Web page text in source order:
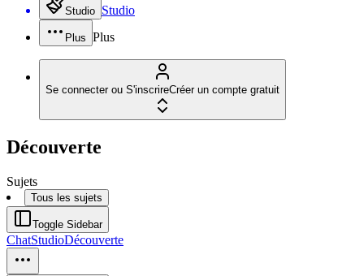
Studio Studio
Plus Plus
Se connecter ou S'inscrireCréer un compte gratuit
Découverte
Sujets
Tous les sujets
Toggle Sidebar
ChatStudioDécouverte